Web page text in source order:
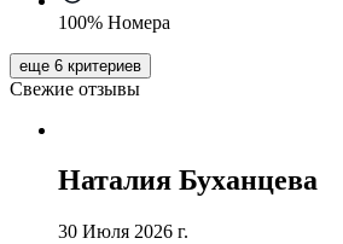
100% Номера
еще 6 критериев
Свежие отзывы
Наталия Буханцева
30 Июля 2026 г.